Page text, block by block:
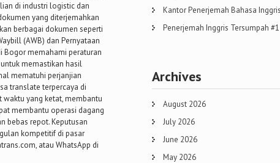
di industri logistic dan
yang diterjemahkan
berbagai dokumen seperti
(AWB) dan Pernyataan
Bogor memahami peraturan
memastikan hasil
mematuhi perjanjian
translate terpercaya di
yang ketat, membantu
membantu operasi dagang
bebas repot. Keputusan
kompetitif di pasar
atau WhatsApp di
Kantor Penerjemah Bahasa
Penerjemah Inggris Tersumpah
Archives
August 2026
July 2026
June 2026
May 2026